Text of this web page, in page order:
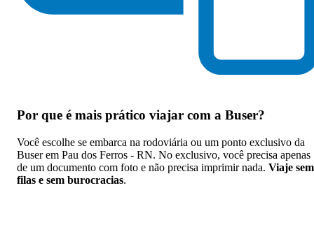
Por que é mais prático viajar com a Buser?
Você escolhe se embarca na rodoviária ou um ponto exclusivo da
Buser em Pau dos Ferros - RN. No exclusivo, você precisa apenas
de um documento com foto e não precisa imprimir nada. Viaje sem
filas e sem burocracias.